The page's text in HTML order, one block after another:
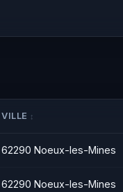
VILLE
62290 Noeux-les-Mines
62290 Noeux-les-Mines